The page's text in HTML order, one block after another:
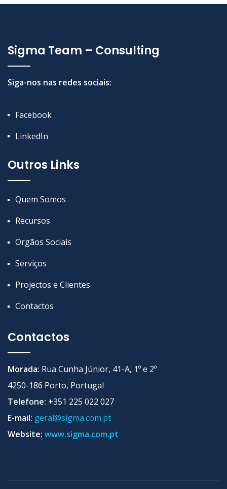
Sigma Team – Consulting
Siga-nos nas redes sociais:
Facebook
LinkedIn
Outros Links
Quem Somos
Recursos
Orgãos Sociais
Serviços
Projectos e Clientes
Contactos
Contactos
Morada: Rua Cunha Júnior, 41-A, 1º e 2º
4250-186 Porto, Portugal
Telefone: +351 225 022 027
E-mail: geral@sigma.com.pt
Website: www.sigma.com.pt